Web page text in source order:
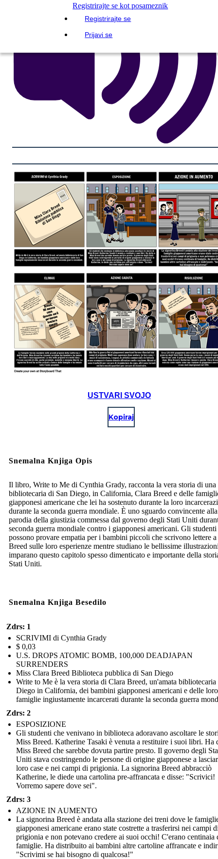
Registrirajte se kot posameznik
Registrirajte se
Prijavi se
USTVARI SVOJO
Kopiraj
Snemalna Knjiga Opis
Il libro, Write to Me di Cynthia Grady, racconta la vera storia di una
bibliotecaria di San Diego, in California, Clara Breed e delle
giapponesi americane che lei ha sostenuto durante la loro
durante la seconda guerra mondiale. È uno sguardo convincente alla
parodia della giustizia commessa dal governo degli Stati Uniti
seconda guerra mondiale contro i giapponesi americani. Gli studenti
possono provare empatia per i bambini piccoli che scrivono lettere
Breed sulle loro esperienze mentre studiano le bellissime
imparano questo capitolo spesso dimenticato e importante della
Stati Uniti.
Snemalna Knjiga Besedilo
Zdrs: 1
SCRIVIMI di Cynthia Grady
$ 0,03
U.S. DROPS ATOMIC BOMB, 100,000 DEADJAPAN
SURRENDERS
Miss Clara Breed Biblioteca pubblica di San Diego
Write to Me è la vera storia di Clara Breed, un'amata bibliotecaria
Diego in California, dei bambini giapponesi americani e delle loro
famiglie ingiustamente incarcerati durante la seconda guerra
Zdrs: 2
ESPOSIZIONE
Gli studenti che venivano in biblioteca adoravano ascoltare le
Miss Breed. Katherine Tasaki è venuta a restituire i suoi libri. Ha
Miss Breed che sarebbe dovuta partire presto. Il governo degli
Uniti stava costringendo le persone di origine giapponese a
loro case e nei campi di prigionia. La signorina Breed abbracciò
Katherine, le diede una cartolina pre-affrancata e disse: "Scrivici!
Vorremo sapere dove sei".
Zdrs: 3
AZIONE IN AUMENTO
La signorina Breed è andata alla stazione dei treni dove le
giapponesi americane erano state costrette a trasferirsi nei campi
prigionia e non potevano credere ai suoi occhi! C'erano centinaia
famiglie. Ha distribuito ai bambini altre cartoline affrancate e
"Scrivimi se hai bisogno di qualcosa!"